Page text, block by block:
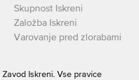
Skupnost Iskreni
Založba Iskreni
Varovanje pred zlorabami
Iskreni. Vse pravice